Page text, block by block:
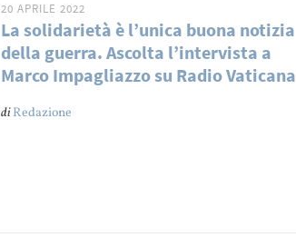
20 APRILE 2022
La solidarietà è l’unica buona notizia
della guerra. Ascolta l’intervista a
Marco Impagliazzo su Radio Vaticana
diRedazione